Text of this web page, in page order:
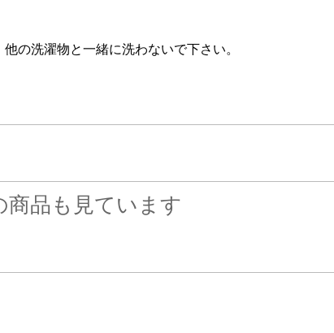
の洗濯物と一緒に洗わないで下さい。
商品も見ています